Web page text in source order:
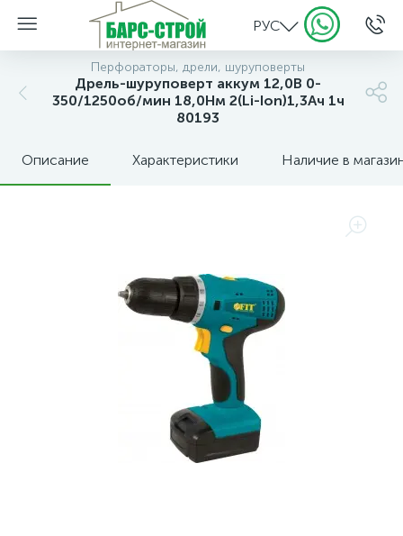
РУС
Перфораторы, дрели, шуруповерты
Дрель-шуруповерт аккум 12,0В 0-
350/1250об/мин 18,0Нм 2(Li-Ion)1,3Ач 1ч
80193
Описание Характеристики Наличие в